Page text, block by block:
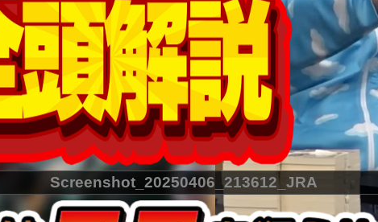
Screenshot_20250406_213612_JRA